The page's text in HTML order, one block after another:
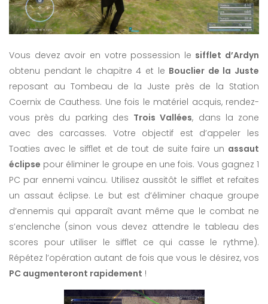
Vous devez avoir en votre possession le sifflet d’Ardyn
obtenu pendant le chapitre 4 et le Bouclier de la Juste
reposant au Tombeau de la Juste près de la Station
Coernix de Cauthess. Une fois le matériel acquis, rendez-
vous près du parking des Trois Vallées, dans la zone
avec des carcasses. Votre objectif est d’appeler les
Toaties avec le sifflet et de tout de suite faire un assaut
éclipse pour éliminer le groupe en une fois. Vous gagnez 1
PC par ennemi vaincu. Utilisez aussitôt le sifflet et refaites
un assaut éclipse. Le but est d’éliminer chaque groupe
d’ennemis qui apparaît avant même que le combat ne
s’enclenche (sinon vous devez attendre le tableau des
scores pour utiliser le sifflet ce qui casse le rythme).
Répétez l’opération autant de fois que vous le désirez, vos
PC augmenteront rapidement !